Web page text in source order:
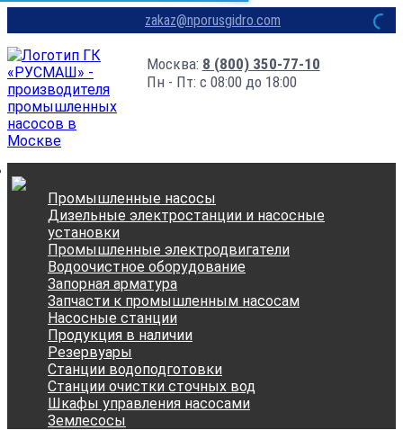
zakaz@nporusgidro.com
Москва: 8 (800) 350-77-10
Пн - Пт: с 08:00 до 18:00
Промышленные насосы
Дизельные электростанции и насосные
установки
Промышленные электродвигатели
Водоочистное оборудование
Запорная арматура
Запчасти к промышленным насосам
Насосные станции
Продукция в наличии
Резервуары
Станции водоподготовки
Станции очистки сточных вод
Шкафы управления насосами
Землесосы